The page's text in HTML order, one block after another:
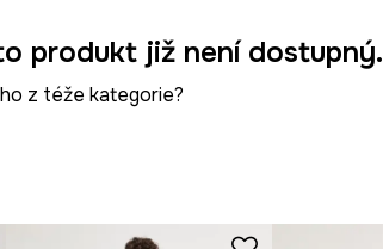
produkt již není dostupný.
z téže kategorie?